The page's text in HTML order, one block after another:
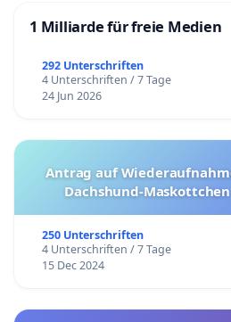
1 Milliarde für freie Medien
292 Unterschriften
4 Unterschriften / 7 Tage
24 Jun 2026
Antrag auf
Dachshund-
250 Unterschriften
4 Unterschriften / 7 Tage
15 Dec 2024